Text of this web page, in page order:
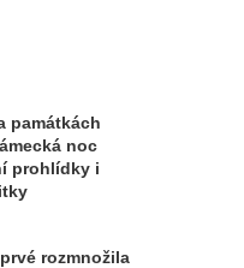
památkách
noc
prohlídky i
rozmnožila